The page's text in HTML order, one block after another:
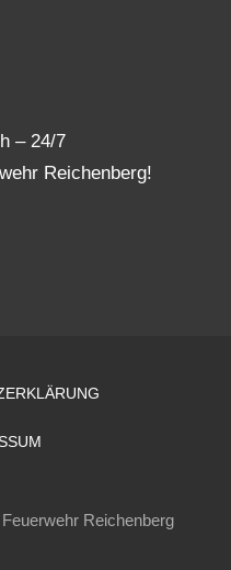
– 24/7
Reichenberg!
Reichenberg